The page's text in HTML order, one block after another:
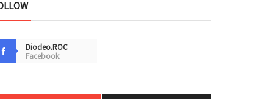
Diodeo.ROC
Facebook